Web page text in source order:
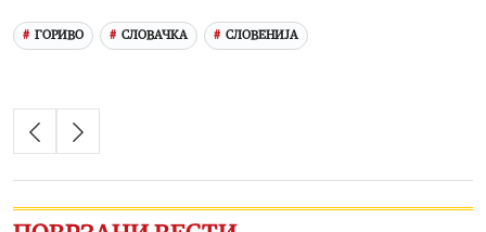
ГОРИВО СЛОВАЧКА СЛОВЕНИЈА